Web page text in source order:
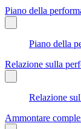
Piano della
Piano della
Relazione sulla
Relazione
Ammontare